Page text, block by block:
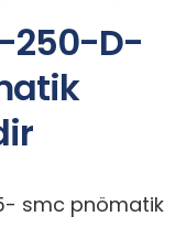
250-D-
smc pnömatik